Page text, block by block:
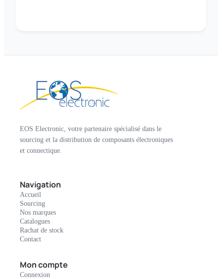
EOS Electronic, votre partenaire spécialisé dans le
sourcing et la distribution de composants électroniques
et connectique.
Navigation
Accueil
Sourcing
Nos marques
Catalogues
Rachat de stock
Contact
Mon compte
Connexion